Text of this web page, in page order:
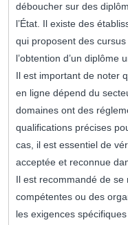
déboucher sur des
l’État. Il existe des
qui proposent des
l’obtention d’un diplôme
Il est important de noter
en ligne dépend du
domaines ont des
qualifications précises
cas, il est essentiel de
acceptée et reconnue
Il est recommandé de
compétentes ou des
les exigences